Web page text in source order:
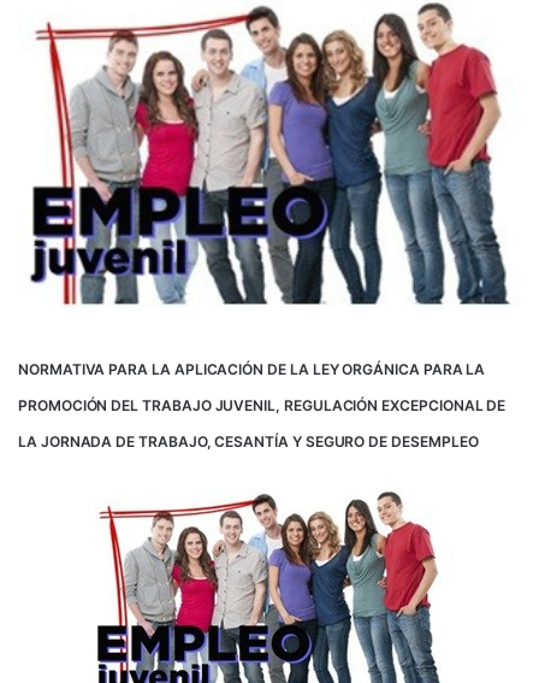
NORMATIVA PARA LA APLICACIÓN DE LA LEY ORGÁNICA PARA LA
PROMOCIÓN DEL TRABAJO JUVENIL, REGULACIÓN EXCEPCIONAL DE
LA JORNADA DE TRABAJO, CESANTÍA Y SEGURO DE DESEMPLEO